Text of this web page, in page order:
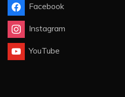
Facebook
Instagram
YouTube